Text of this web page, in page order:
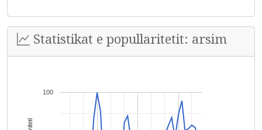
Statistikat e popullaritetit: arsim
100